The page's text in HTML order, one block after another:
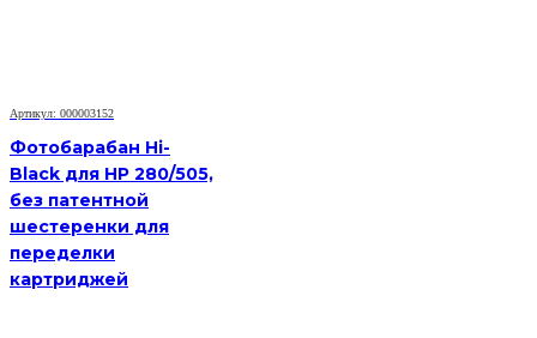
Артикул: 000003152
Фотобарабан Hi-
Black для HP 280/505,
без патентной
шестеренки для
переделки
картриджей